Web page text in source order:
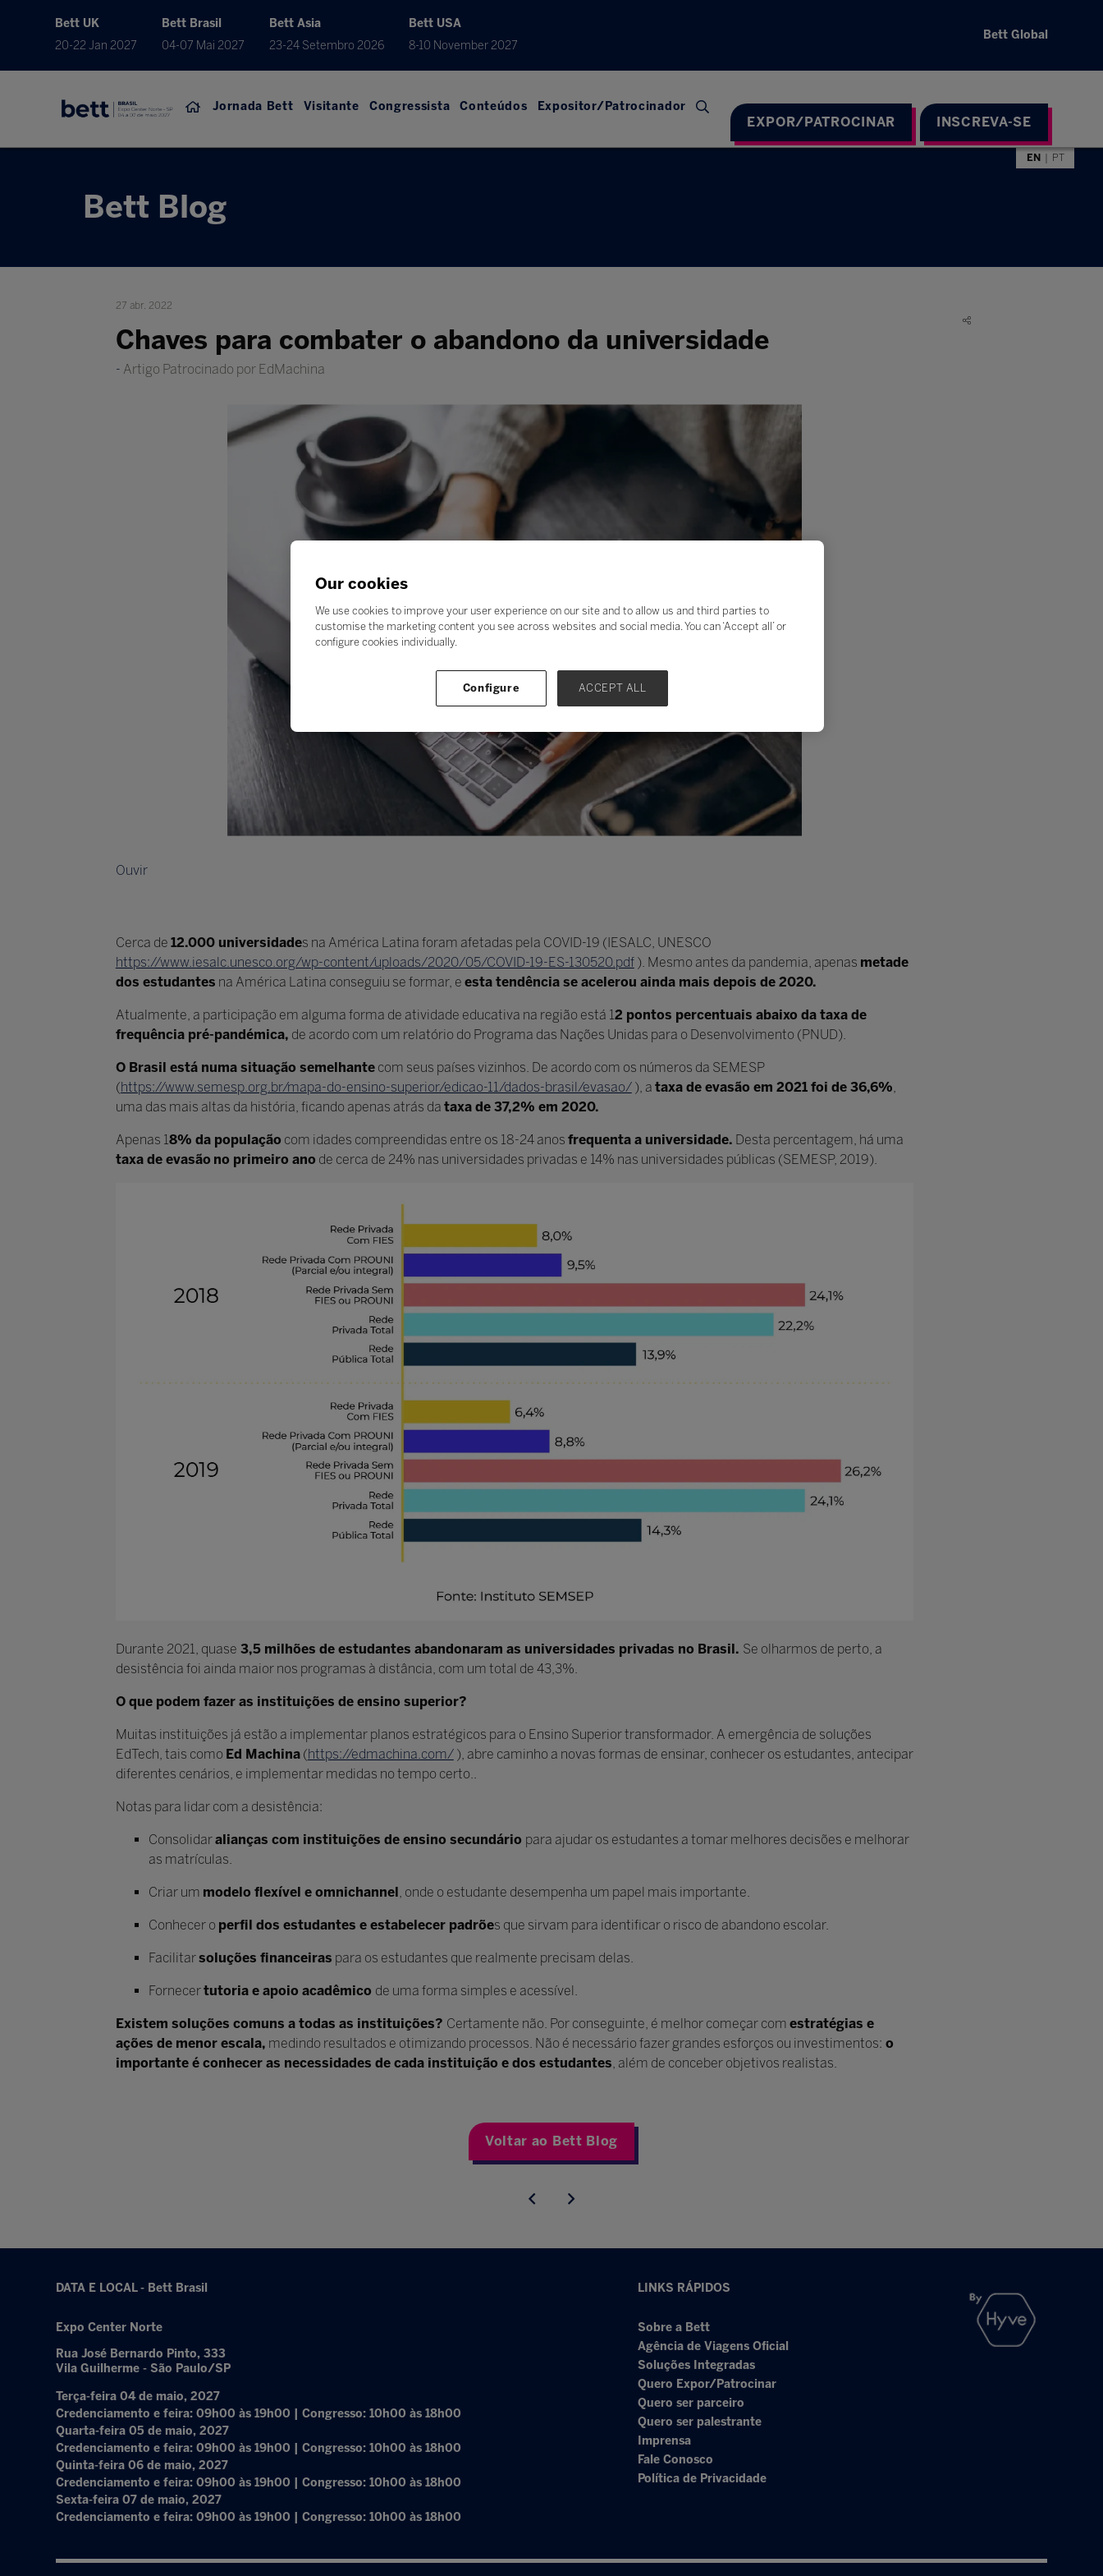
Bett UK
20-22 Jan 2027
Bett Brasil
04-07 Mai 2027
Bett Asia
23-24 Setembro 2026
Bett USA
8-10 November 2027
Bett Global
Jornada Bett Visitante Congressista Conteúdos Expositor/Patrocinador
EXPOR/PATROCINAR INSCREVA-SE
EN PT
Bett Blog
27 abr. 2022
Chaves para combater o abandono da universidade
Artigo Patrocinado por EdMachina
Ouvir
Cerca de 12.000 universidades na América Latina foram afetadas pela COVID-19 (IESALC, UNESCO
https://www.iesalc.unesco.org/wp-content/uploads/2020/05/COVID-19-ES-130520.pdf). Mesmo antes da pandemia, apenas metade
dos estudantes na América Latina conseguiu se formar, e esta tendência se acelerou ainda mais depois de 2020.
Atualmente, a participação em alguma forma de atividade educativa na região está 12 pontos percentuais abaixo da taxa de
frequência pré-pandémica, de acordo com um relatório do Programa das Nações Unidas para o Desenvolvimento (PNUD).
O Brasil está numa situação semelhantecom seus países vizinhos. De acordo com os números da SEMESP
(https://www.semesp.org.br/mapa-do-ensino-superior/edicao-11/dados-brasil/evasao/), a taxa de evasão em 2021 foi de 36,6%,
uma das mais altas da história, ficando apenas atrás da taxa de 37,2% em 2020.
Apenas 18% da população com idades compreendidas entre os 18-24 anos frequenta a universidade. Desta percentagem, há uma
taxa de evasão no primeiro ano de cerca de 24% nas universidades privadas e 14% nas universidades públicas (SEMESP, 2019).
Durante 2021, quase 3,5 milhões de estudantes abandonaram as universidades privadas no Brasil. Se olharmos de perto, a
desistência foi ainda maior nos programas à distância, com um total de 43,3%.
O que podem fazer as instituições de ensino superior?
Muitas instituições já estão a implementar planos estratégicos para o Ensino Superior transformador. A emergência de soluções
EdTech, tais como Ed Machina(https://edmachina.com/), abre caminho a novas formas de ensinar, conhecer os estudantes, antecipar
diferentes cenários, e implementar medidas no tempo certo..
Notas para lidar com a desistência:
Consolidaralianças com instituições de ensino secundário para ajudar os estudantes a tomar melhores decisões e melhorar
as matrículas.
Criar um modelo flexível e omnichannel , onde o estudante desempenha um papel mais importante.
Conhecer o perfil dos estudantes e estabelecer padrões que sirvam para identificar o risco de abandono escolar.
Facilitarsoluções financeiras para os estudantes que realmente precisam delas.
Fornecertutoria e apoio acadêmico de uma forma simples e acessível.
Existem soluções comuns a todas as instituições? Certamente não. Por conseguinte, é melhor começar com estratégias e
ações de menor escala, medindo resultados e otimizando processos. Não é necessário fazer grandes esforços ou investimentos: o
importante é conhecer as necessidades de cada instituição e dos estudantes, além de conceber objetivos realistas.
Voltar ao Bett Blog
DATA E LOCAL - Bett Brasil
Expo Center Norte
Rua José Bernardo Pinto, 333
Vila Guilherme - São Paulo/SP
Terça-feira 04 de maio, 2027
Credenciamento e feira: 09h00 às 19h00 | Congresso: 10h00 às 18h00
Quarta-feira 05 de maio, 2027
Credenciamento e feira: 09h00 às 19h00 | Congresso: 10h00 às 18h00
Quinta-feira 06 de maio, 2027
Credenciamento e feira: 09h00 às 19h00 | Congresso: 10h00 às 18h00
Sexta-feira 07 de maio, 2027
Credenciamento e feira: 09h00 às 19h00 | Congresso: 10h00 às 18h00
LINKS RÁPIDOS
Sobre a Bett
Agência de Viagens Oficial
Soluções Integradas
Quero Expor/Patrocinar
Quero ser parceiro
Quero ser palestrante
Imprensa
Fale Conosco
Política de Privacidade
Our cookies
We use cookies to improve your user experience on our site and to allow us and third parties to
customise the marketing content you see across websites and social media. You can ‘Accept all’ or
configure cookies individually.
Configure ACCEPT ALL